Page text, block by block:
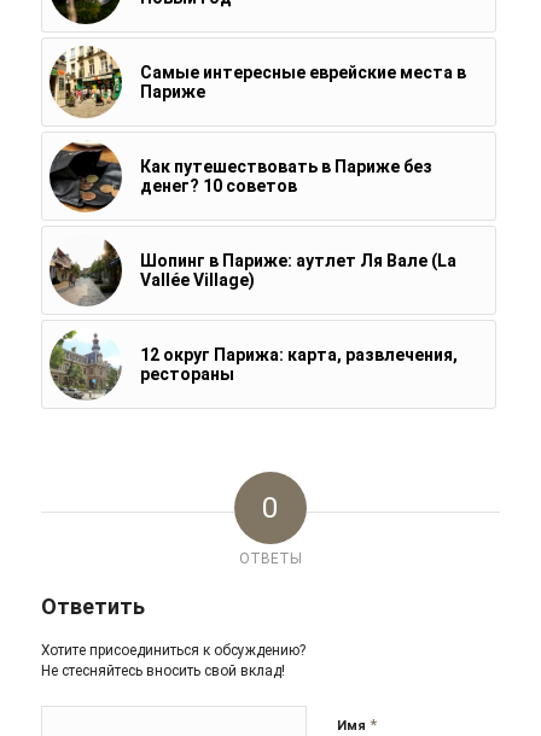
Самые интересные еврейские места в
Париже
Как путешествовать в Париже без
денег? 10 советов
Шопинг в Париже: аутлет Ля Вале (La
Vallée Village)
12 округ Парижа: карта, развлечения,
рестораны
0
ОТВЕТЫ
Ответить
Хотите присоединиться к обсуждению?
Не стесняйтесь вносить свой вклад!
Имя *